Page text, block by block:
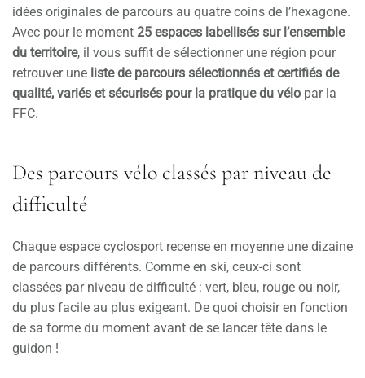
idées originales de parcours au quatre coins de l’hexagone.
Avec pour le moment 25 espaces labellisés sur l’ensemble
du territoire, il vous suffit de sélectionner une région pour
retrouver une liste de parcours sélectionnés et certifiés de
qualité, variés et sécurisés pour la pratique du vélo par la
FFC.
Des parcours vélo classés par niveau de
difficulté
Chaque espace cyclosport recense en moyenne une dizaine
de parcours différents. Comme en ski, ceux-ci sont
classées par niveau de difficulté : vert, bleu, rouge ou noir,
du plus facile au plus exigeant. De quoi choisir en fonction
de sa forme du moment avant de se lancer tête dans le
guidon !